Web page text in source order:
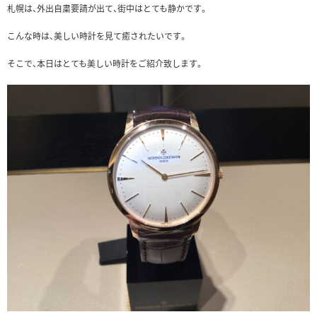
札幌は、外出自粛要請が出て、街中はとても静かです。
こんな時は、美しい時計を見て癒されたいです。
そこで、本日はとても美しい時計をご紹介致します。